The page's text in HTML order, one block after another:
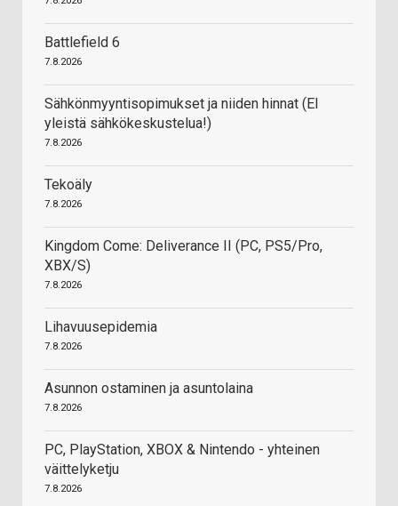
Battlefield 6
7.8.2026
Sähkönmyyntisopimukset ja niiden hinnat (EI
yleistä sähkökeskustelua!)
7.8.2026
Tekoäly
7.8.2026
Kingdom Come: Deliverance II (PC, PS5/Pro,
XBX/S)
7.8.2026
Lihavuusepidemia
7.8.2026
Asunnon ostaminen ja asuntolaina
7.8.2026
PC, PlayStation, XBOX & Nintendo - yhteinen
väittelyketju
7.8.2026